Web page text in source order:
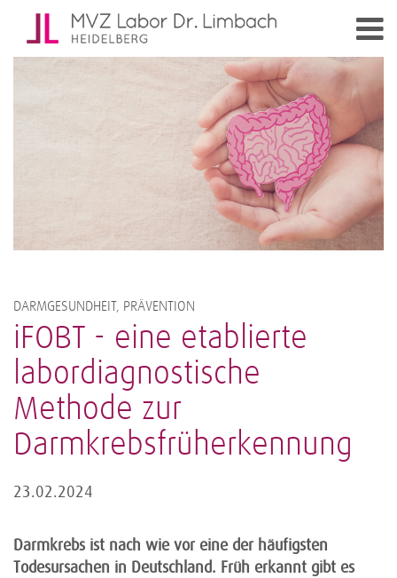
DARMGESUNDHEIT, PRÄVENTION
iFOBT - eine etablierte
labordiagnostische
Methode zur
Darmkrebsfrüherkennung
23.02.2024
Darmkrebs ist nach wie vor eine der häufigsten
Todesursachen in Deutschland. Früh erkannt gibt es